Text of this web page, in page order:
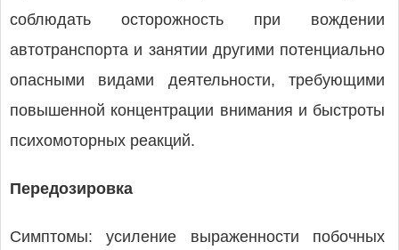
соблюдать осторожность при вождении
автотранспорта и занятии другими потенциально
опасными видами деятельности, требующими
повышенной концентрации внимания и быстроты
психомоторных реакций.
Передозировка
Симптомы: усиление выраженности побочных